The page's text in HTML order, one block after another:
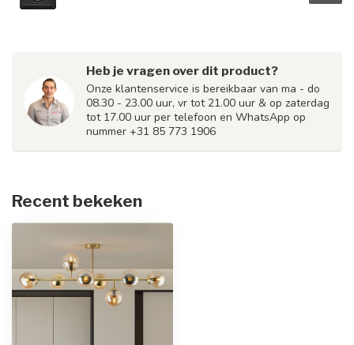
Heb je vragen over dit product?
Onze klantenservice is bereikbaar van ma - do
08.30 - 23.00 uur, vr tot 21.00 uur & op zaterdag
tot 17.00 uur per telefoon en WhatsApp op
nummer +31 85 773 1906
Recent bekeken